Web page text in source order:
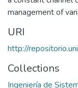
management of
URI
http://
Collections
Ingeniería de